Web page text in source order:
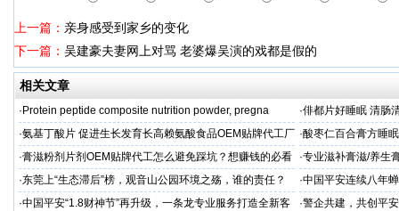
上一篇： 亲身感受到家乡的变化
下一篇： 吴建豪夫妻网上对骂 老婆爆吴演的戏都是假的
相关文章
· Protein peptide composite nutrition powder, pregna ·俳都片好睡眠 清肠
·氨基丁酸片 促进生长发育长高赖氨酸食品OEM贴牌代工厂
家
·酸枣仁百合膏方睡
厂
·膏滋粉剂片剂OEM贴牌代工怎么避免踩坑？想赚钱的必看 ·专业滋补膏滋/养生
·东莞上“生态滞后”榜，观音山公园环境之殇，谁的责任？ ·中国平安连续八年
品牌"
·中国平安“1.8财神节”再升级，一条龙专业服务打造全新客
·警企共建，共创平